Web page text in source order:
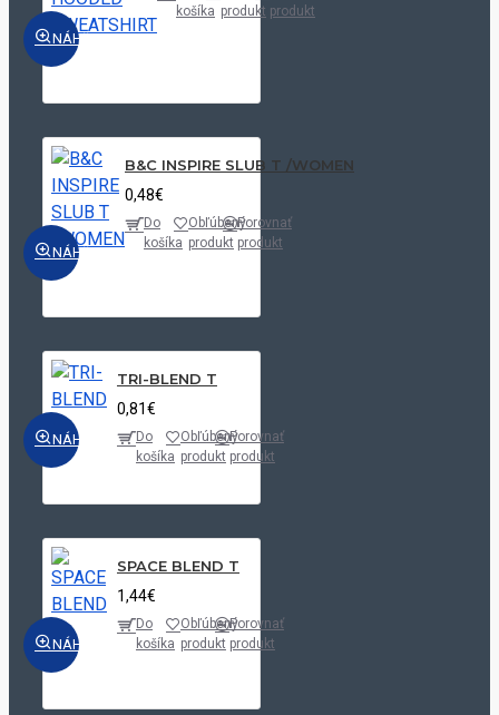
NÁHĽAD
košíka produkt produkt
NÁHĽAD
B&C INSPIRE SLUB T /WOMEN
0,48€
Do
košíka
Obľúbený
produkt
Porovnať
produkt
NÁHĽAD
TRI-BLEND T
0,81€
Do
košíka
Obľúbený
produkt
Porovnať
produkt
NÁHĽAD
SPACE BLEND T
1,44€
Do
košíka
Obľúbený
produkt
Porovnať
produkt